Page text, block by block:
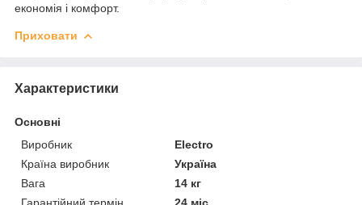
економія і комфорт.
Приховати
Характеристики
Основні
Виробник
Electro
Країна виробник
Україна
Вага
14 кг
Гарантійний термін
24 міс